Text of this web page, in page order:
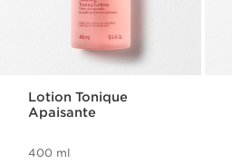
Lotion Tonique
Apaisante
400 ml